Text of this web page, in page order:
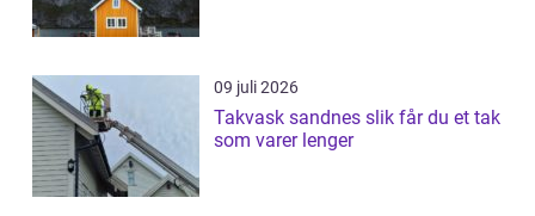
09 juli 2026
Takvask sandnes slik får du et tak
som varer lenger